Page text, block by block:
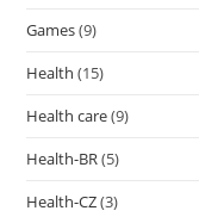
Games(9)
Health (15)
Health care(9)
Health-BR(5)
Health-CZ(3)